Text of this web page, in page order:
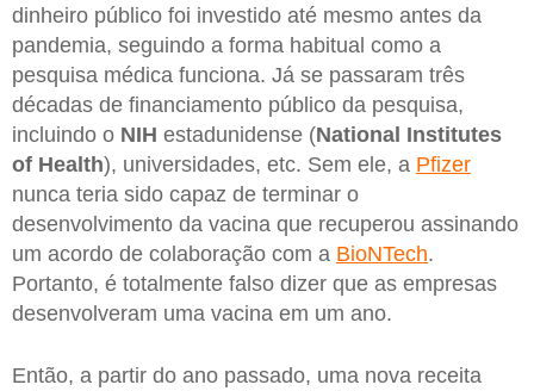
dinheiro público foi investido até mesmo antes da
pandemia, seguindo a forma habitual como a
pesquisa médica funciona. Já se passaram três
décadas de financiamento público da pesquisa,
incluindo o NIH estadunidense (National Institutes
of Health), universidades, etc. Sem ele, a Pfizer
nunca teria sido capaz de terminar o
desenvolvimento da vacina que recuperou assinando
um acordo de colaboração com a BioNTech.
Portanto, é totalmente falso dizer que as empresas
desenvolveram uma vacina em um ano.
Então, a partir do ano passado, uma nova receita